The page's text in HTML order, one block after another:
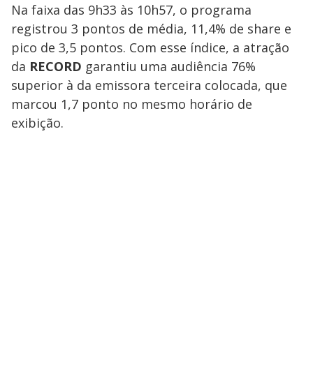
Na faixa das 9h33 às 10h57, o programa
registrou 3 pontos de média, 11,4% de share e
pico de 3,5 pontos. Com esse índice, a atração
da RECORD garantiu uma audiência 76%
superior à da emissora terceira colocada, que
marcou 1,7 ponto no mesmo horário de
exibição.